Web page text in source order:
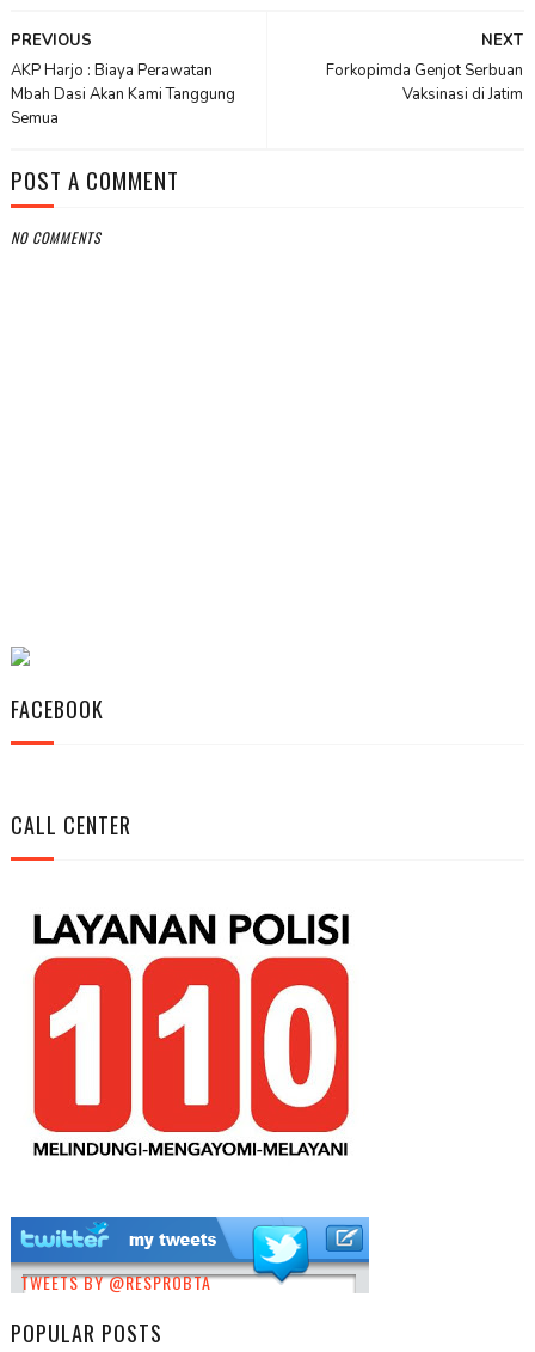
NEXT
Forkopimda Genjot Serbuan
Vaksinasi di Jatim
PREVIOUS
AKP Harjo : Biaya Perawatan
Mbah Dasi Akan Kami Tanggung
Semua
POST A COMMENT
NO COMMENTS
FACEBOOK
CALL CENTER
TWEETS BY @RESPROBTA
POPULAR POSTS